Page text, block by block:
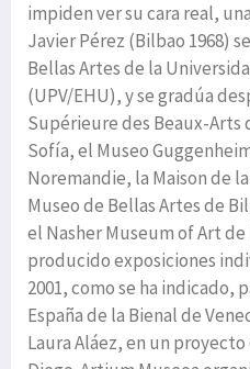
impiden ver su cara real,
Javier Pérez (Bilbao 1968)
Bellas Artes de la
(UPV/EHU), y se gradúa
Supérieure des Beaux-Arts
Sofía, el Museo
Noremandie, la Maison de
Museo de Bellas Artes de
el Nasher Museum of Art
producido exposiciones
2001, como se ha indicado,
España de la Bienal de
Laura Aláez, en un